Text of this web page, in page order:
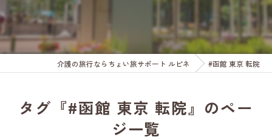
介護の旅行ならちょい旅サポート ルピネ #函館 東京 転院
タグ『#函館 東京 転院』のペー
ジ一覧